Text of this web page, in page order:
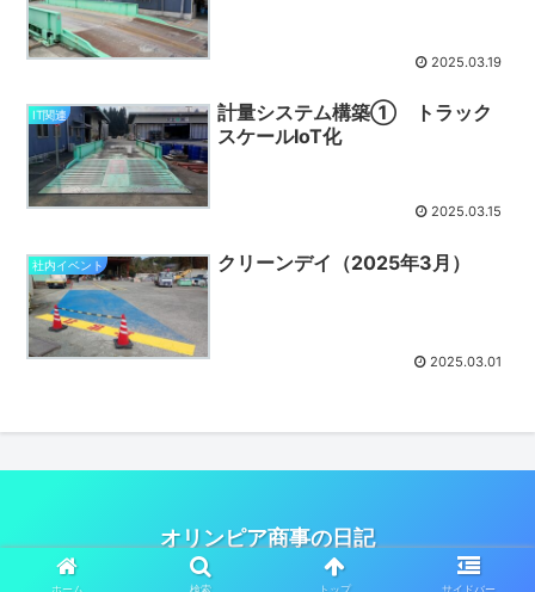
2025.03.19
IT関連
計量システム構築① トラック
スケールIoT化
2025.03.15
社内イベント クリーンデイ（2025年3月）
2025.03.01
オリンピア商事の日記
© 2023 オリンピア商事の日記.
ホーム 検索 トップ サイドバー